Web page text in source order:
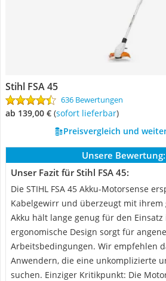
Stihl FSA 45
636 Bewertungen
ab 139,00 € ( Sofort lieferbar)
Preisvergleich und
Unsere Bewertung:
Unser Fazit für Stihl FSA 45:
Die STIHL FSA 45 Akku-Motorsense
Kabelgewirr und überzeugt mit ihrem
Akku hält lange genug für den
ergonomische Design sorgt für
Arbeitsbedingungen. Wir empfehlen
Anwendern, die eine unkomplizierte
suchen. Einziger Kritikpunkt: Die